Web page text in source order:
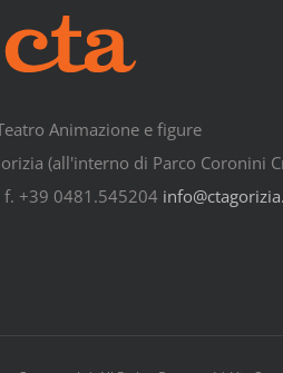
Animazione e figure
(all'interno di Parco Coronini
+39 0481.545204